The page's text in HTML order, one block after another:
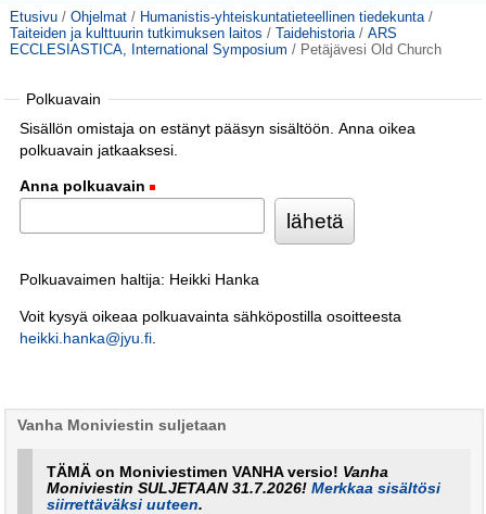
Etusivu / Ohjelmat / Humanistis-yhteiskuntatieteellinen tiedekunta /
Taiteiden ja kulttuurin tutkimuksen laitos / Taidehistoria / ARS
ECCLESIASTICA, International Symposium / Petäjävesi Old Church
Polkuavain
Sisällön omistaja on estänyt pääsyn sisältöön. Anna oikea
polkuavain jatkaaksesi.
Anna polkuavain
Polkuavaimen haltija: Heikki Hanka
Voit kysyä oikeaa polkuavainta sähköpostilla osoitteesta
heikki.hanka@jyu.fi.
Vanha Moniviestin suljetaan
TÄMÄ on Moniviestimen VANHA versio! Vanha
Moniviestin SULJETAAN 31.7.2026!Merkkaa sisältösi
siirrettäväksi uuteen.